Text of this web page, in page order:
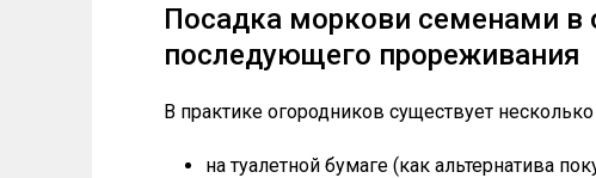
Посадка моркови семенами в
последующего прореживания
В практике огородников существует
на туалетной бумаге (как альтернатива